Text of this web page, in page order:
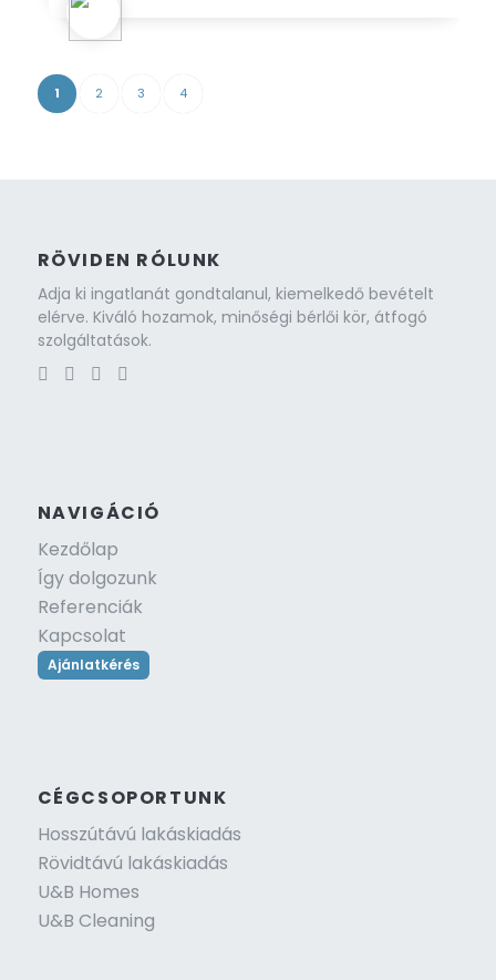
1 2 3 4
RÖVIDEN RÓLUNK
Adja ki ingatlanát gondtalanul, kiemelkedő bevételt
elérve. Kiváló hozamok, minőségi bérlői kör, átfogó
szolgáltatások.
NAVIGÁCIÓ
Kezdőlap
Így dolgozunk
Referenciák
Kapcsolat
Ajánlatkérés
CÉGCSOPORTUNK
Hosszútávú lakáskiadás
Rövidtávú lakáskiadás
U&B Homes
U&B Cleaning